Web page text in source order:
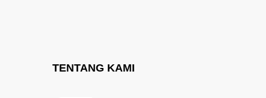
TENTANG KAMI